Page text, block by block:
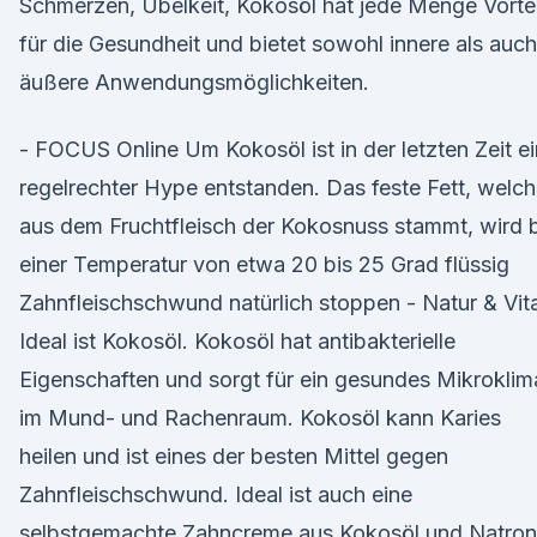
Schmerzen, Übelkeit, Kokosöl hat jede Menge
für die Gesundheit und bietet sowohl innere als auch
äußere Anwendungsmöglichkeiten.
- FOCUS Online Um Kokosöl ist in der letzten Zeit
regelrechter Hype entstanden. Das feste Fett,
aus dem Fruchtfleisch der Kokosnuss stammt, wird
einer Temperatur von etwa 20 bis 25 Grad flüssig
Zahnfleischschwund natürlich stoppen - Natur &
Ideal ist Kokosöl. Kokosöl hat antibakterielle
Eigenschaften und sorgt für ein gesundes
im Mund- und Rachenraum. Kokosöl kann Karies
heilen und ist eines der besten Mittel gegen
Zahnfleischschwund. Ideal ist auch eine